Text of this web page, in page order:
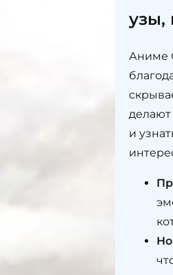
узы,
Аниме
и